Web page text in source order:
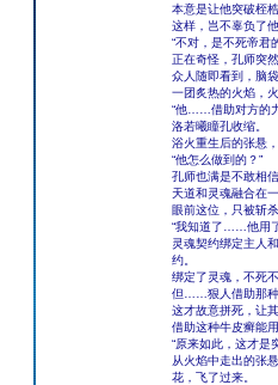
本意是让他突破桎
这样，岂不辜负了
“不对，是不死帝
正在奇怪，孔师突
众人随即看到，脑
一团炙热的火焰，
“他……借助对方的
洛若曦瞳孔收缩。
浴火重生后的张悬
“他怎么做到的？”
孔师也满是不敢相
天道和灵魂融合在
眼前这位，只被斩
“我知道了……他用
灵魂契约绑定主人
约。
绑定了灵魂，不死
但……狠人借助那种
这才故意拼死，让
借助这种牛皮癣能
“原来如此，这才
从火焰中走出的张
花，飞了过来。